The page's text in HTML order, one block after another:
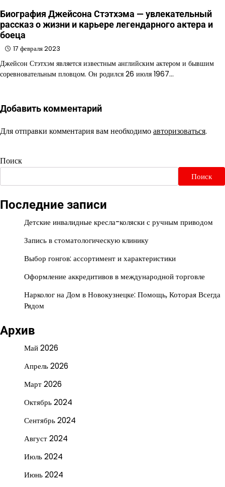
Биография Джейсона Стэтхэма — увлекательный
рассказ о жизни и карьере легендарного актера и
боеца
17 февраля 2023
Джейсон Стэтхэм является известным английским актером и бывшим
соревновательным пловцом. Он родился 26 июля 1967…
Добавить комментарий
Для отправки комментария вам необходимоавторизоваться.
Поиск
Поиск
Последние записи
Детские инвалидные кресла-коляски с ручным приводом
Запись в стоматологическую клинику
Выбор гонгов: ассортимент и характеристики
Оформление аккредитивов в международной торговле
Нарколог на Дом в Новокузнецке: Помощь, Которая Всегда
Рядом
Архив
Май 2026
Апрель 2026
Март 2026
Октябрь 2024
Сентябрь 2024
Август 2024
Июль 2024
Июнь 2024